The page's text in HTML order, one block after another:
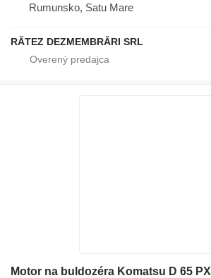
Rumunsko, Satu Mare
RĂTEZ DEZMEMBRĂRI SRL
Motor na buldozéra Komatsu D 65 PX